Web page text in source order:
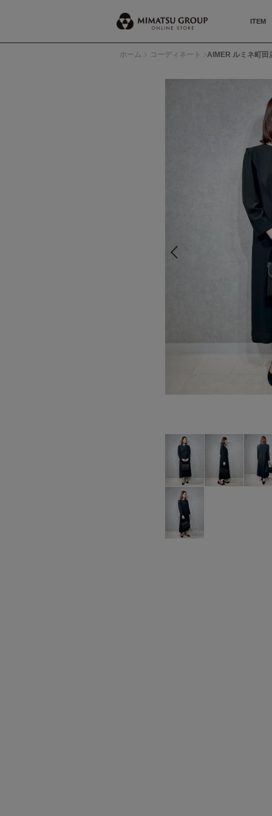
ITEM
ホーム コーディネート AIMER ルミネ町田